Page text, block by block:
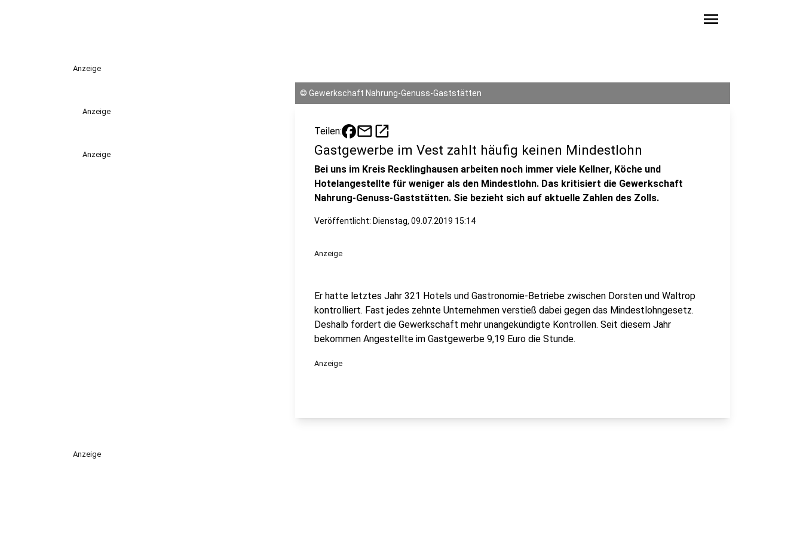
menu
Anzeige
Anzeige
Anzeige
© Gewerkschaft Nahrung-Genuss-Gaststätten
Teilen: mailopen_in_new
Gastgewerbe im Vest zahlt häufig keinen Mindestlohn
Bei uns im Kreis Recklinghausen arbeiten noch immer viele Kellner, Köche und
Hotelangestellte für weniger als den Mindestlohn. Das kritisiert die Gewerkschaft
Nahrung-Genuss-Gaststätten. Sie bezieht sich auf aktuelle Zahlen des Zolls.
Veröffentlicht: Dienstag, 09.07.2019 15:14
Anzeige
Er hatte letztes Jahr 321 Hotels und Gastronomie-Betriebe zwischen Dorsten und Waltrop
kontrolliert. Fast jedes zehnte Unternehmen verstieß dabei gegen das Mindestlohngesetz.
Deshalb fordert die Gewerkschaft mehr unangekündigte Kontrollen. Seit diesem Jahr
bekommen Angestellte im Gastgewerbe 9,19 Euro die Stunde.
Anzeige
Anzeige